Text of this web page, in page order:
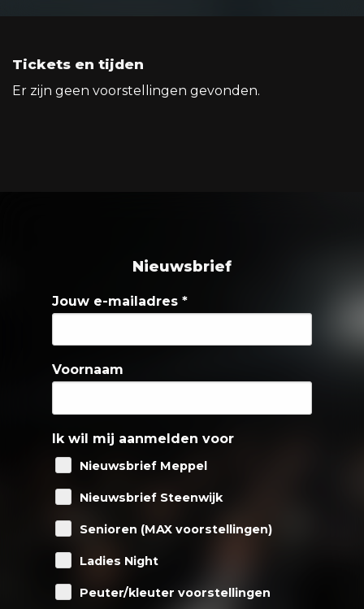
Tickets en tijden
Er zijn geen voorstellingen gevonden.
Nieuwsbrief
Jouw e-mailadres *
Voornaam
Ik wil mij aanmelden voor
Nieuwsbrief Meppel
Nieuwsbrief Steenwijk
Senioren (MAX voorstellingen)
Ladies Night
Peuter/kleuter voorstellingen